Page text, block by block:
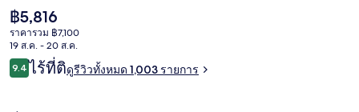
5 นาที นักเดินทางต่างมอบคำชมเชยเกี่ยวกับพนักงานและอาหารเช้า
ราคา
ปัจจุบัน
฿5,816
฿5,816
ราคารวม ฿7,100
19 ส.ค. - 20 ส.ค.
รีวิว
9.49.4 จาก 10
ไร้ที่ติดูรีวิวทั้งหมด 1,003 รายการ